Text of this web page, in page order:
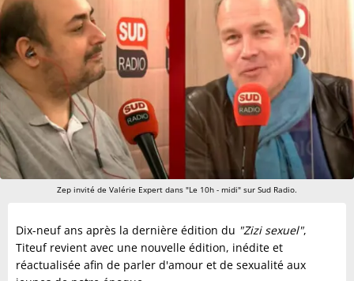
Zep invité de Valérie Expert dans "Le 10h - midi" sur Sud Radio.
Dix-neuf ans après la dernière édition du "Zizi sexuel",
Titeuf revient avec une nouvelle édition, inédite et
réactualisée afin de parler d'amour et de sexualité aux